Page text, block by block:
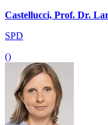
Castellucci, Prof. Dr.
SPD
()